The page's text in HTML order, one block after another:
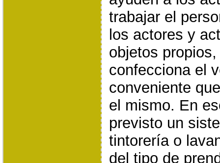
trabajar el
los actores y
objetos
confecciona el
conveniente
el mismo. En
previsto un
tintorería o
del tipo de